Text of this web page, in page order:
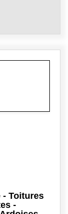
- Toitures
-